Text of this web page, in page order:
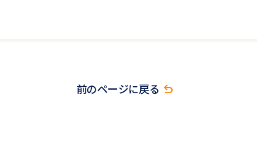
前のページに戻る